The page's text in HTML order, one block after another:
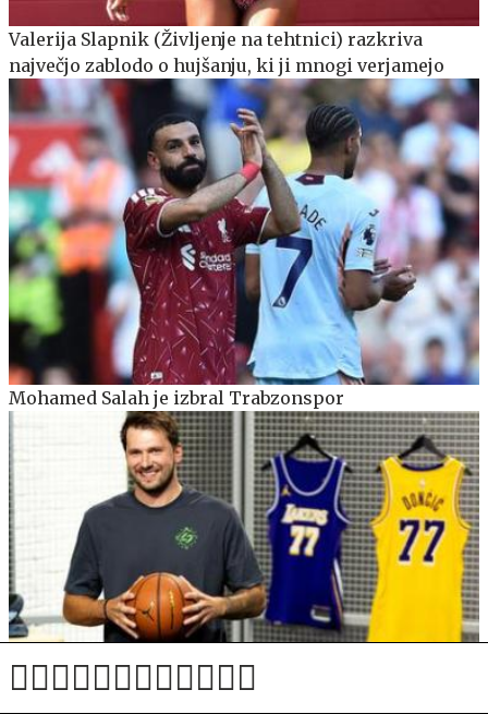
Valerija Slapnik (Življenje na tehtnici) razkriva
največjo zablodo o hujšanju, ki ji mnogi verjamejo
Mohamed Salah je izbral Trabzonspor